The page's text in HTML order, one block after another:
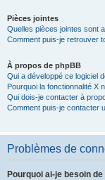
Pièces jointes
Quelles pièces jointes sont
Comment puis-je retrouver
À propos de phpBB
Qui a développé ce logiciel
Pourquoi la fonctionnalité X
Qui dois-je contacter à
Comment puis-je contacter
Problèmes de
Pourquoi ai-je besoin